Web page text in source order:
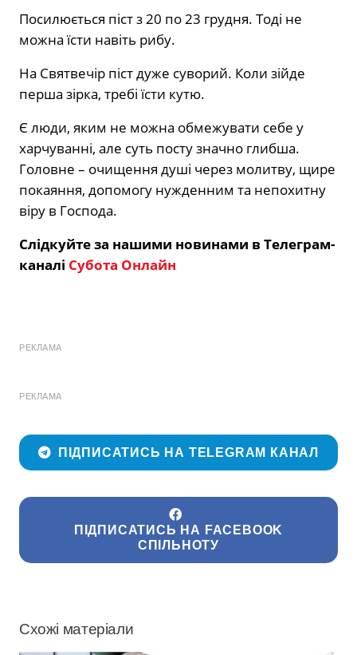
Посилюється піст з 20 по 23 грудня. Тоді не
можна їсти навіть рибу.
На Святвечір піст дуже суворий. Коли зійде
перша зірка, требі їсти кутю.
Є люди, яким не можна обмежувати себе у
харчуванні, але суть посту значно глибша.
Головне – очищення душі через молитву, щире
покаяння, допомогу нужденним та непохитну
віру в Господа.
Слідкуйте за нашими новинами в Телеграм-
каналі Субота Онлайн
РЕКЛАМА
РЕКЛАМА
ПІДПИСАТИСЬ НА TELEGRAM КАНАЛ
ПІДПИСАТИСЬ НА FACEBOOK
СПІЛЬНОТУ
Схожі матеріали